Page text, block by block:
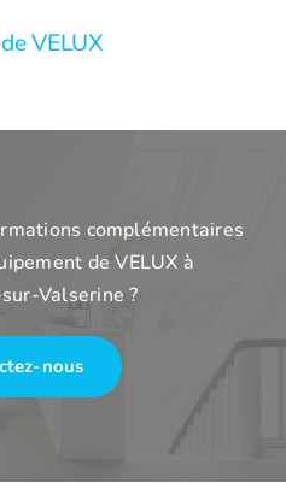
VELUX
complémentaires
de VELUX à
Valserine ?
nous